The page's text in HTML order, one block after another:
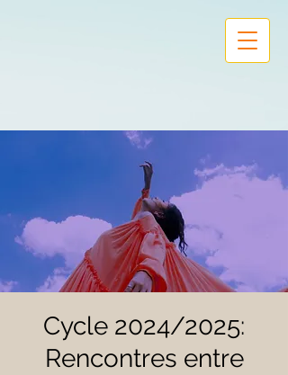
Cycle 2024/2025:
Rencontres entre